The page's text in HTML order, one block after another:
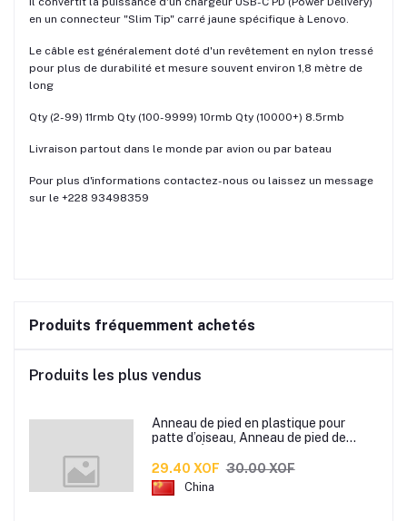
en un connecteur "Slim Tip" carré jaune spécifique à Lenovo.
Le câble est généralement doté d'un revêtement en nylon tressé
pour plus de durabilité et mesure souvent environ 1,8 mètre de
long
Qty (2-99) 11rmb Qty (100-9999) 10rmb Qty (10000+) 8.5rmb
Livraison partout dans le monde par avion ou par bateau
Pour plus d'informations contactez-nous ou laissez un message
sur le +228 93498359
Produits fréquemment achetés
Produits les plus vendus
Anneau de pied en plastique pour
patte d’oiseau, Anneau de pied de
pour oiseaux
29.40 XOF 30.00 XOF
China